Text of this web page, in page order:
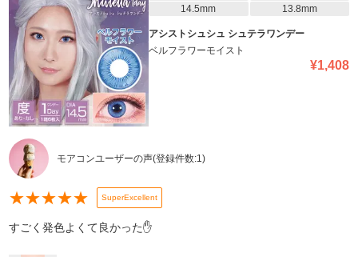
14.5mm
13.8mm
アシストシュシュ シュテラワンデー
ベルフラワーモイスト
¥1,408
モアコンユーザーの声(登録件数:1)
★★★★★ SuperExcellent
すごく発色よくて良かった✋